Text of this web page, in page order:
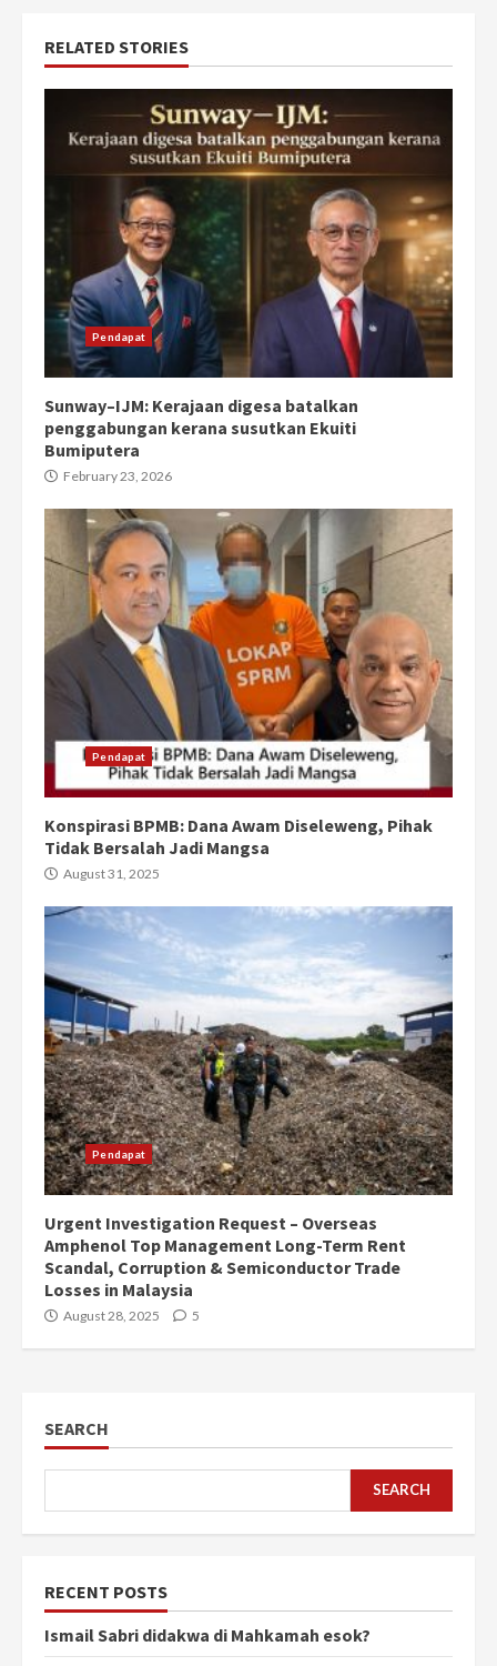
RELATED STORIES
Pendapat
Sunway–IJM: Kerajaan digesa batalkan
penggabungan kerana susutkan Ekuiti
Bumiputera
February 23, 2026
Pendapat
Konspirasi BPMB: Dana Awam Diseleweng, Pihak
Tidak Bersalah Jadi Mangsa
August 31, 2025
Pendapat
Urgent Investigation Request – Overseas
Amphenol Top Management Long-Term Rent
Scandal, Corruption & Semiconductor Trade
Losses in Malaysia
August 28, 2025 5
SEARCH
SEARCH
RECENT POSTS
Ismail Sabri didakwa di Mahkamah esok?